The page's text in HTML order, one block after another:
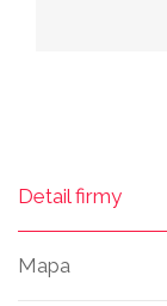
Detail firmy
Mapa